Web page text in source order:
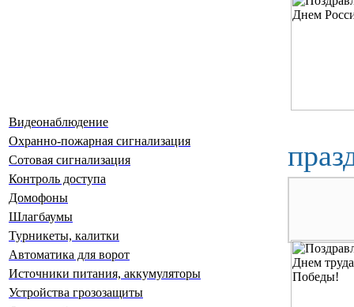
Видеонаблюдение
Охранно-пожарная сигнализация
Сотовая сигнализация
Контроль доступа
Домофоны
Шлагбаумы
Турникеты, калитки
Автоматика для ворот
Источники питания, аккумуляторы
Устройства грозозащиты